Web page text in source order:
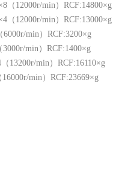
（12000r/min）RCF:14800×g
（12000r/min）RCF:13000×g
6000r/min）RCF:3200×g
3000r/min）RCF:1400×g
13200r/min）RCF:16110×g
min）RCF:23669×g